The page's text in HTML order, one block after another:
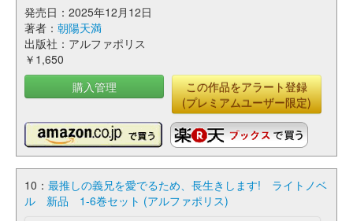
発売日：2025年12月12日
著者： 朝陽天満
出版社：アルファポリス
￥1,650
購入管理
この作品をアラート登録
(プレミアムユーザー限定)
10： 最推しの義兄を愛でるため、長生きします! ライトノベ
ル 新品 1-6巻セット (アルファポリス)